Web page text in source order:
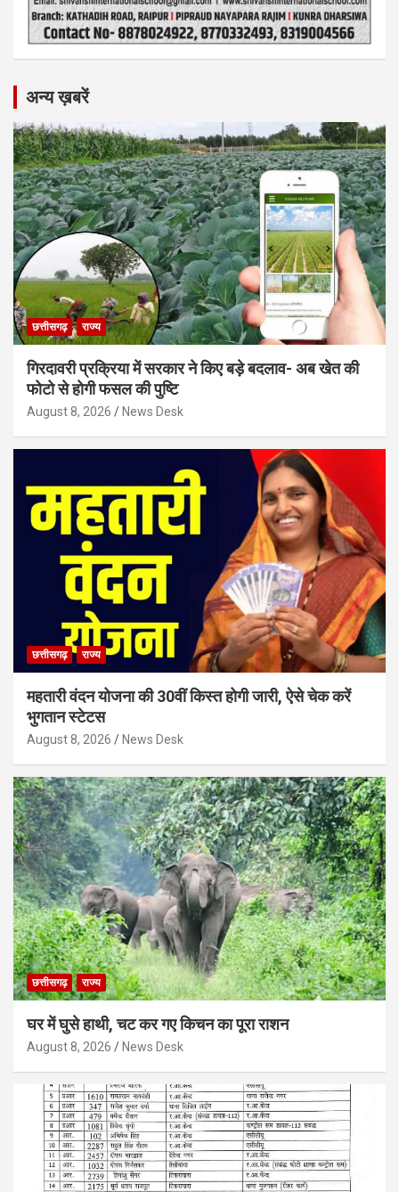
अन्य ख़बरें
छत्तीसगढ़ राज्य
गिरदावरी प्रक्रिया में सरकार ने किए बड़े बदलाव- अब खेत की
फोटो से होगी फसल की पुष्टि
August 8, 2026 News Desk
छत्तीसगढ़ राज्य
महतारी वंदन योजना की 30वीं किस्त होगी जारी, ऐसे चेक करें
भुगतान स्टेटस
August 8, 2026 News Desk
छत्तीसगढ़ राज्य
घर में घुसे हाथी, चट कर गए किचन का पूरा राशन
August 8, 2026 News Desk